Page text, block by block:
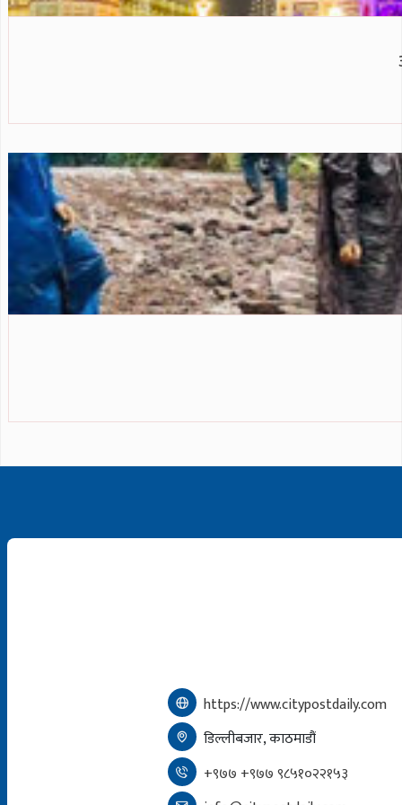
https://www.citypostdaily.com
डिल्लीबजार, काठमाडौं
+९७७ +९७७ ९८५१०२२१५३